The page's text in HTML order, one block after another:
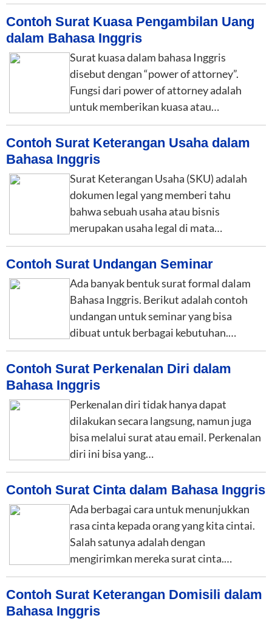
Contoh Surat Kuasa Pengambilan Uang
dalam Bahasa Inggris
Surat kuasa dalam bahasa Inggris
disebut dengan “power of attorney”.
Fungsi dari power of attorney adalah
untuk memberikan kuasa atau…
Contoh Surat Keterangan Usaha dalam
Bahasa Inggris
Surat Keterangan Usaha (SKU) adalah
dokumen legal yang memberi tahu
bahwa sebuah usaha atau bisnis
merupakan usaha legal di mata…
Contoh Surat Undangan Seminar
Ada banyak bentuk surat formal dalam
Bahasa Inggris. Berikut adalah contoh
undangan untuk seminar yang bisa
dibuat untuk berbagai kebutuhan.…
Contoh Surat Perkenalan Diri dalam
Bahasa Inggris
Perkenalan diri tidak hanya dapat
dilakukan secara langsung, namun juga
bisa melalui surat atau email. Perkenalan
diri ini bisa yang…
Contoh Surat Cinta dalam Bahasa Inggris
Ada berbagai cara untuk menunjukkan
rasa cinta kepada orang yang kita cintai.
Salah satunya adalah dengan
mengirimkan mereka surat cinta.…
Contoh Surat Keterangan Domisili dalam
Bahasa Inggris